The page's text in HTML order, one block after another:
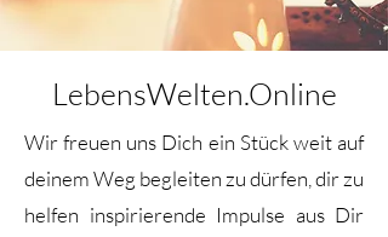
LebensWelten.Online
Wir freuen uns Dich ein Stück weit auf
deinem Weg begleiten zu dürfen, dir zu
helfen inspirierende Impulse aus Dir